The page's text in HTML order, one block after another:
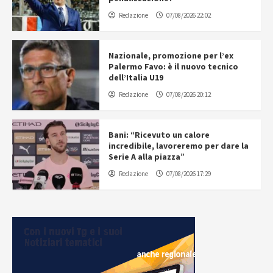
Redazione 07/08/2026 22:02
Nazionale, promozione per l’ex
Palermo Favo: è il nuovo tecnico
dell’Italia U19
Redazione 07/08/2026 20:12
Bani: “Ricevuto un calore
incredibile, lavoreremo per dare la
Serie A alla piazza”
Redazione 07/08/2026 17:29